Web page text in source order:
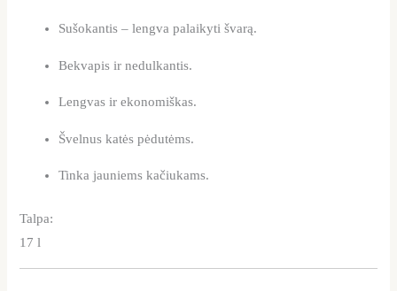
Sušokantis – lengva palaikyti švarą.
Bekvapis ir nedulkantis.
Lengvas ir ekonomiškas.
Švelnus katės pėdutėms.
Tinka jauniems kačiukams.
Talpa:
17 l